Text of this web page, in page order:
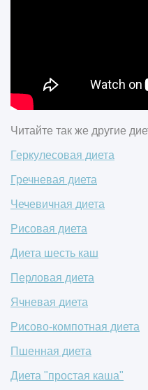
Читайте так же другие
Геркулесовая диета
Гречневая диета
Чечевичная диета
Рисовая диета
Диета шесть каш
Перловая диета
Ячневая диета
Рисово-компотная диета
Пшенная диета
Диета "простая каша"